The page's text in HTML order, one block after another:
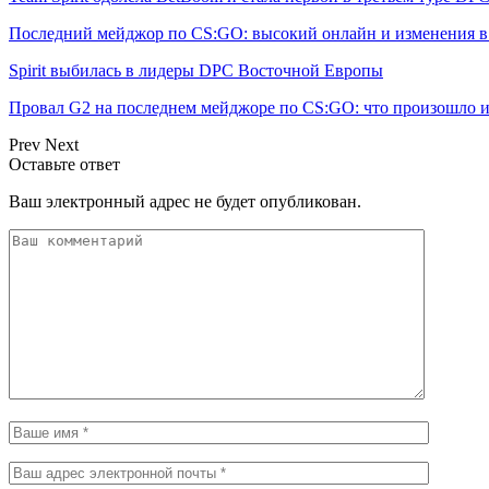
Последний мейджор по CS:GO: высокий онлайн и изменения
Spirit выбилась в лидеры DPC Восточной Европы
Провал G2 на последнем мейджоре по CS:GO: что произошло
Prev Next
Оставьте ответ
Ваш электронный адрес не будет опубликован.